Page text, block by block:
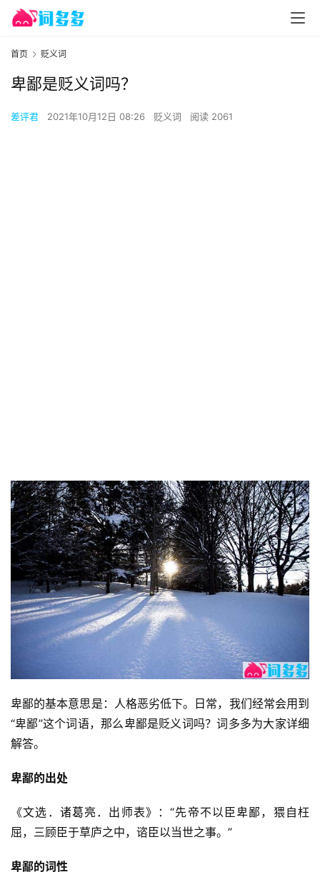
首页 贬义词
卑鄙是贬义词吗？
差评君 2021年10月12日 08:26 贬义词 阅读 2061
卑鄙的基本意思是：人格恶劣低下。日常，我们经常会用到
“卑鄙”这个词语，那么卑鄙是贬义词吗？词多多为大家详细
解答。
卑鄙的出处
《文选．诸葛亮．出师表》：“先帝不以臣卑鄙，猥自枉
屈，三顾臣于草庐之中，谘臣以当世之事。”
卑鄙的词性